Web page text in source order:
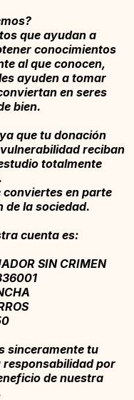
que ayudan a
conocimientos
al que conocen,
ayuden a tomar
en seres
bien.
que tu donación
reciban
totalmente
conviertes en parte
de la sociedad.
cuenta es:
SIN CRIMEN
sinceramente tu
por
de nuestra